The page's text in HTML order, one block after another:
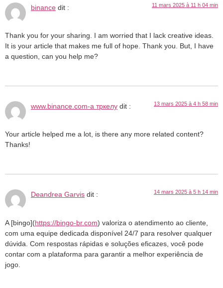
binance dit : 11 mars 2025 à 11 h 04 min
Thank you for your sharing. I am worried that I lack creative ideas.
It is your article that makes me full of hope. Thank you. But, I have
a question, can you help me?
www.binance.com-а тркелу dit : 13 mars 2025 à 4 h 58 min
Your article helped me a lot, is there any more related content?
Thanks!
Deandrea Garvis dit : 14 mars 2025 à 5 h 14 min
A [bingo](https://bingo-br.com) valoriza o atendimento ao cliente,
com uma equipe dedicada disponível 24/7 para resolver qualquer
dúvida. Com respostas rápidas e soluções eficazes, você pode
contar com a plataforma para garantir a melhor experiência de
jogo.